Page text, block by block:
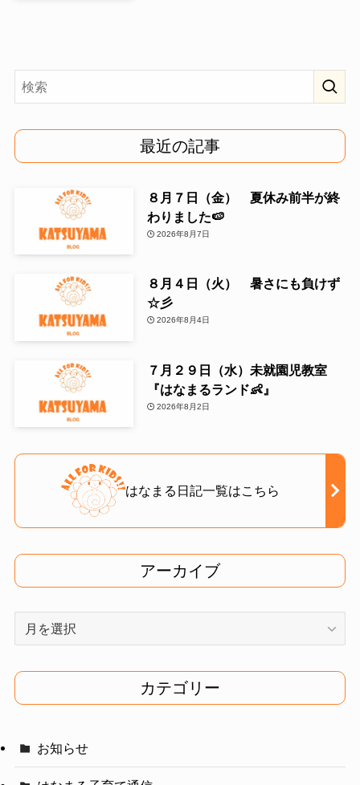
最近の記事
８月７日（金） 夏休み前半が終
わりました🍉
2026年8月7日
８月４日（火） 暑さにも負けず
☆彡
2026年8月4日
７月２９日（水）未就園児教室
『はなまるランド👶』
2026年8月2日
はなまる日記一覧はこちら
アーカイブ
イ
ブ
カテゴリー
お知らせ